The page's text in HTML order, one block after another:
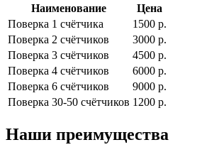
Наименование
Цена
Поверка 1 cчётчика
1500 р.
Поверка 2 cчётчиков
3000 р.
Поверка 3 cчётчиков
4500 р.
Поверка 4 cчётчиков
6000 р.
Поверка 6 cчётчиков
9000 р.
Поверка 30-50 cчётчиков 1200 р.
Наши преимущества